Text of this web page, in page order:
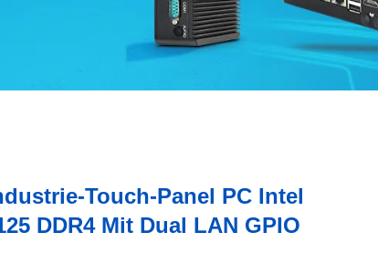
Touch-Panel PC Intel
DDR4 Mit Dual LAN GPIO